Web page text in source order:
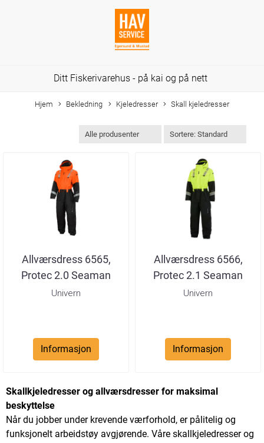
Ditt Fiskerivarehus - på kai og på nett
Hjem Bekledning Kjeledresser Skall kjeledresser
Allværsdress 6565,
Protec 2.0 Seaman
Univern
Informasjon
Allværsdress 6566,
Protec 2.1 Seaman
VizLite
Univern
Informasjon
Skallkjeledresser og allværsdresser for maksimal
beskyttelse
Når du jobber under krevende værforhold, er pålitelig og
funksjonelt arbeidstøy avgjørende. Våre skallkjeledresser og